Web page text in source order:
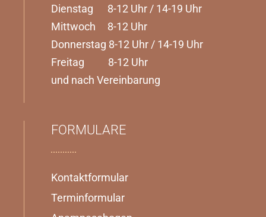
Dienstag 8-12 Uhr / 14-19 Uhr
Mittwoch 8-12 Uhr
Donnerstag 8-12 Uhr / 14-19 Uhr
Freitag 8-12 Uhr
und nach Vereinbarung
FORMULARE
Kontaktformular
Terminformular